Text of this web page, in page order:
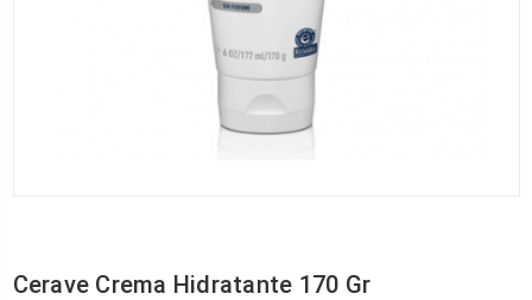
Cerave Crema Hidratante 170 Gr